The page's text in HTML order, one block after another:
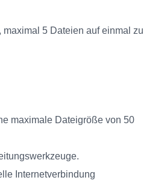
maximal 5 Dateien auf einmal zu
maximale Dateigröße von 50
Internetverbindung